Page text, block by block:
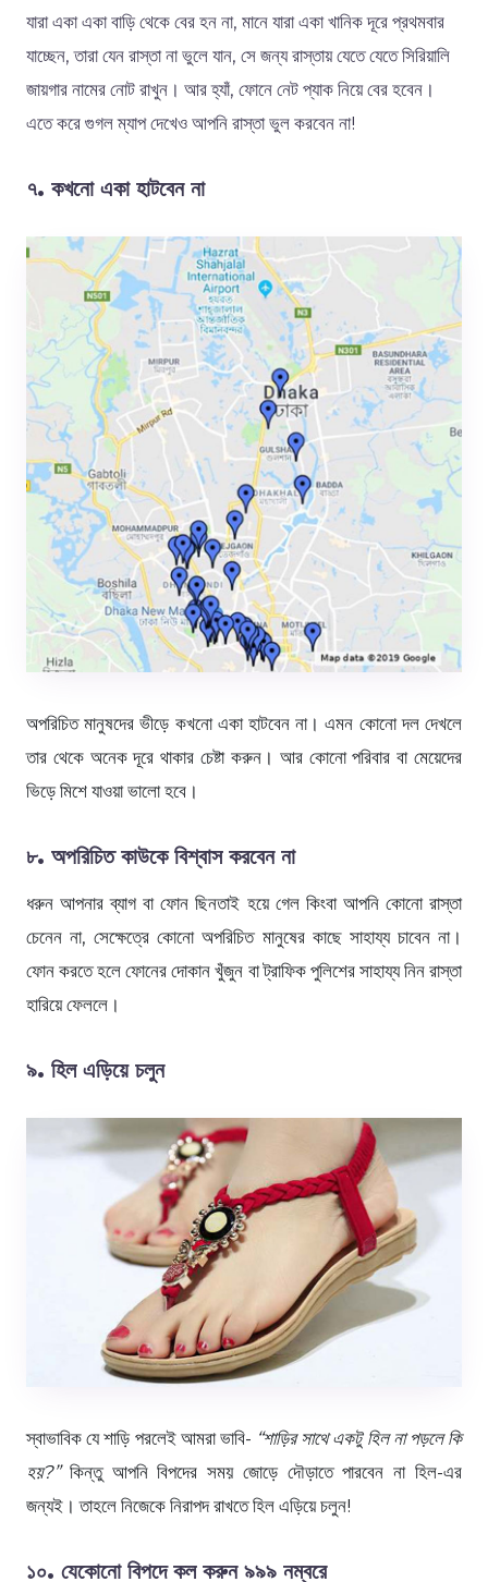
যারা একা একা বাড়ি থেকে বের হন না, মানে যারা একা খানিক দূরে প্রথমবার
যাচ্ছেন, তারা যেন রাস্তা না ভুলে যান, সে জন্য রাস্তায় যেতে যেতে সিরিয়ালি
জায়গার নামের নোট রাখুন। আর হ্যাঁ, ফোনে নেট প্যাক নিয়ে বের হবেন।
এতে করে গুগল ম্যাপ দেখেও আপনি রাস্তা ভুল করবেন না!
৭. কখনোএকা হাটবেন না
অপরিচিত মানুষদের ভীড়ে কখনো একা হাটবেন না। এমন কোনো দল দেখলে
তার থেকে অনেক দূরে থাকার চেষ্টা করুন। আর কোনো পরিবার বা মেয়েদের
ভিড়ে মিশে যাওয়া ভালো হবে।
৮. অপরিচিত কাউকে বিশ্বাস করবেন না
ধরুন আপনার ব্যাগ বা ফোন ছিনতাই হয়ে গেল কিংবা আপনি কোনো রাস্তা
চেনেন না, সেক্ষেত্রে কোনো অপরিচিত মানুষের কাছে সাহায্য চাবেন না।
ফোন করতে হলে ফোনের দোকান খুঁজুন বা ট্রাফিক পুলিশের সাহায্য নিন রাস্তা
হারিয়ে ফেললে।
৯. হিল এড়িয়ে চলুন
স্বাভাবিক যে শাড়ি পরলেই আমরা ভাবি- “শাড়ির সাথে একটু হিল না পড়লে কি
হয়?”কিন্তু আপনি বিপদের সময় জোড়ে দৌড়াতে পারবেন না হিল-এর
জন্যই। তাহলে নিজেকে নিরাপদ রাখতে হিল এড়িয়ে চলুন!
১০. যেকোনো বিপদে কল করুন ৯৯৯ নম্বরে